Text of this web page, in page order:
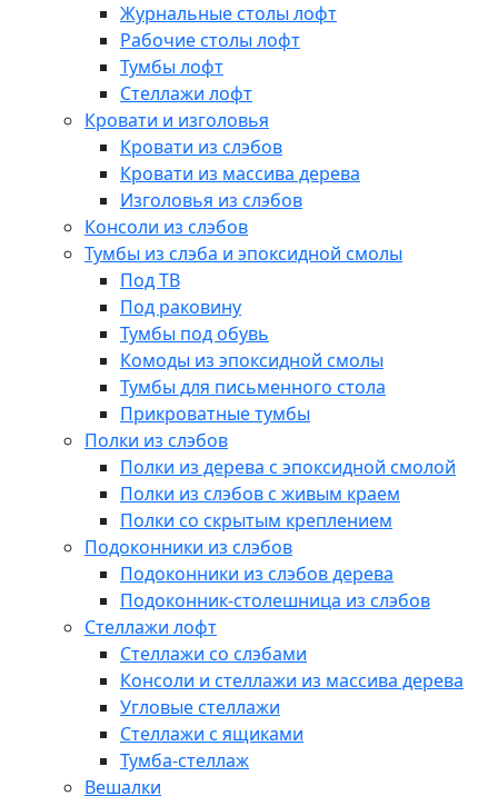
Журнальные столы лофт
Рабочие столы лофт
Тумбы лофт
Стеллажи лофт
Кровати и изголовья
Кровати из слэбов
Кровати из массива дерева
Изголовья из слэбов
Консоли из слэбов
Тумбы из слэба и эпоксидной смолы
Под ТВ
Под раковину
Тумбы под обувь
Комоды из эпоксидной смолы
Тумбы для письменного стола
Прикроватные тумбы
Полки из слэбов
Полки из дерева с эпоксидной смолой
Полки из слэбов с живым краем
Полки со скрытым креплением
Подоконники из слэбов
Подоконники из слэбов дерева
Подоконник-столешница из слэбов
Стеллажи лофт
Стеллажи со слэбами
Консоли и стеллажи из массива дерева
Угловые стеллажи
Стеллажи с ящиками
Тумба-стеллаж
Вешалки